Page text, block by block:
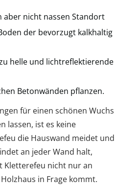
aber nicht nassen Standort
der bevorzugt kalkhaltig
helle und lichtreflektierende
Betonwänden pflanzen.
für einen schönen Wuchs
lassen, ist es keine
die Hauswand meidet und
an jeder Wand halt,
Kletterefeu nicht nur an
in Frage kommt.